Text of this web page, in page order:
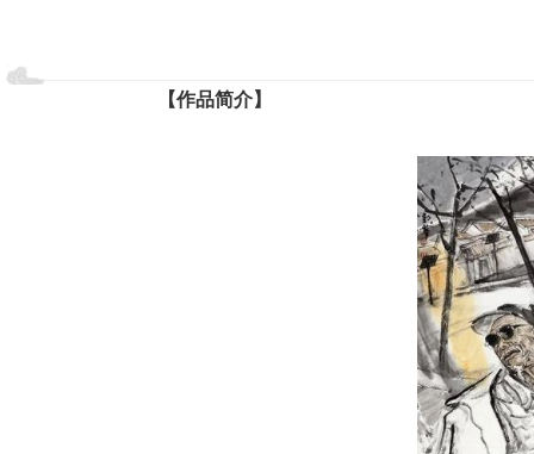
【作品简介】